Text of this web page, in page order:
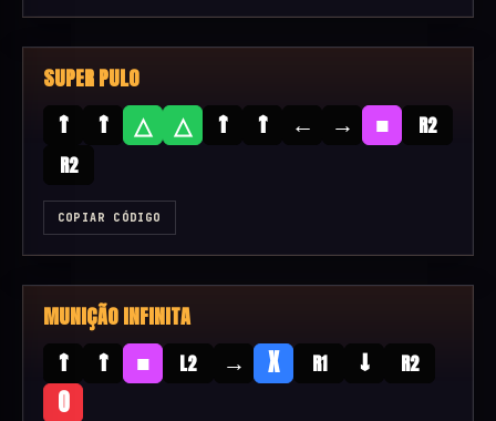
SUPER PULO
↑ ↑ △ △ ↑ ↑ ← → ■
R2
R2
COPIAR CÓDIGO
MUNIÇÃO INFINITA
↑ ↑ ■ L2 → X R1 ↓ R2
O